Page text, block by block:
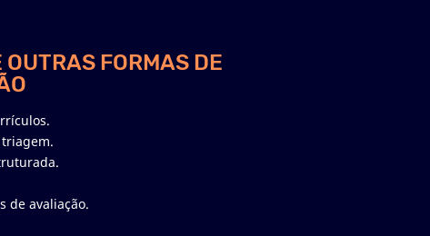
OUTRAS FORMAS DE
de avaliação.